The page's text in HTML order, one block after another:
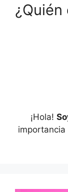
¿Quién
¡Hola!
importancia